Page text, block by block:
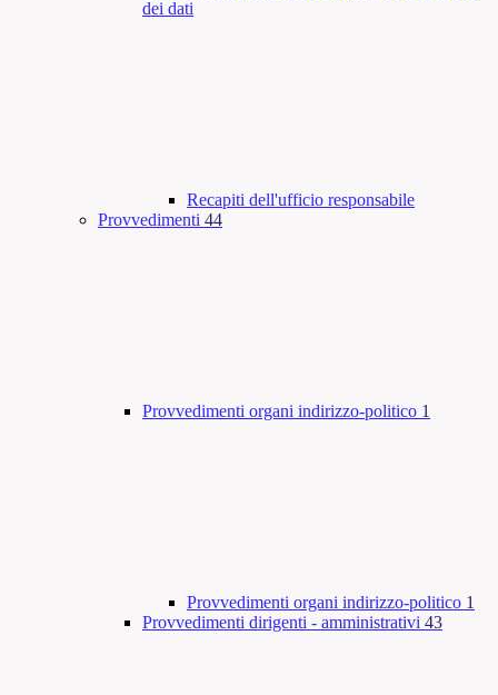
dei dati
Recapiti dell'ufficio responsabile
Provvedimenti 44
Provvedimenti organi indirizzo-politico 1
Provvedimenti organi indirizzo-politico 1
Provvedimenti dirigenti - amministrativi 43